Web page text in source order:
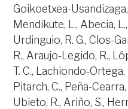
Goikoetxea-
Mendikute, L., Abecia,
Urdinguio, R. G., Clos-
R., Araujo-Legido, R.,
T. C., Lachiondo-Ortega,
Pitarch, C., Peña-
Ubieto, R., Ariño, S.,